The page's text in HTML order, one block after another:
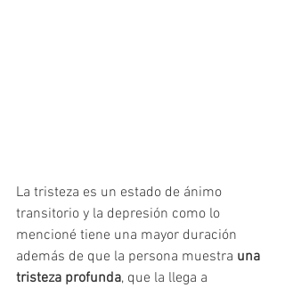
La tristeza es un estado de ánimo
transitorio y la depresión como lo
mencioné tiene una mayor duración
además de que la persona muestra una
tristeza profunda, que la llega a